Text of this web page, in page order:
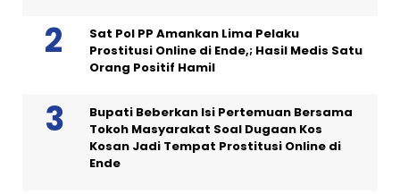
Sat Pol PP Amankan Lima Pelaku
Prostitusi Online di Ende,; Hasil Medis Satu
Orang Positif Hamil
Bupati Beberkan Isi Pertemuan Bersama
Tokoh Masyarakat Soal Dugaan Kos
Kosan Jadi Tempat Prostitusi Online di
Ende